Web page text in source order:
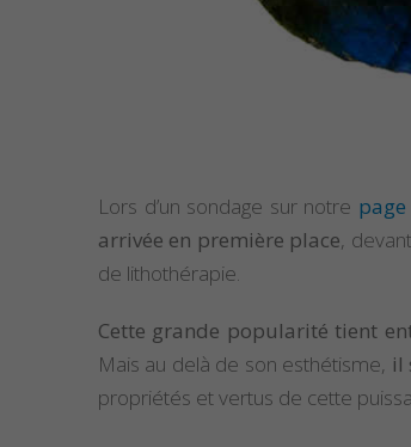
Lors d’un sondage sur notre
arrivée en première place, devant
de lithothérapie.
Cette grande popularité tient
Mais au delà de son esthétisme, il
propriétés et vertus de cette